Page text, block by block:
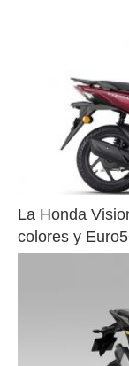
La Honda
colores y